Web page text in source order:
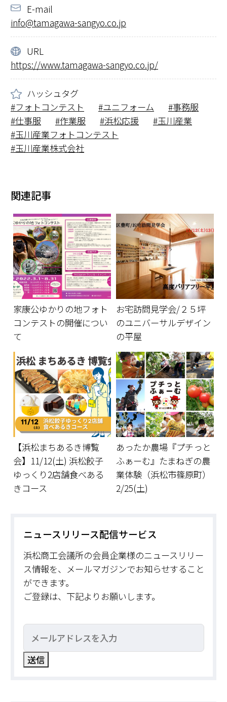
E-mail
info@tamagawa-sangyo.co.jp
URL
https://www.tamagawa-sangyo.co.jp/
ハッシュタグ
フォトコンテスト
ユニフォーム
事務服
仕事服
作業服 浜松応援
玉川産業
玉川産業フォトコンテスト
玉川産業株式会社
関連記事
家康公ゆかりの地フォト
コンテストの開催につい
て
お宅訪問見学会/２５坪
のユニバーサルデザイン
の平屋
【浜松まちあるき博覧
会】11/12(土) 浜松餃子
ゆっくり2店舗食べある
きコース
あったか農場『プチっと
ふぁーむ』たまねぎの農
業体験（浜松市篠原町）
2/25(土)
ニュースリリース配信サービス
浜松商工会議所の会員企業様のニュースリリー
ス情報を、メールマガジンでお知らせすること
ができます。
ご登録は、下記よりお願いします。